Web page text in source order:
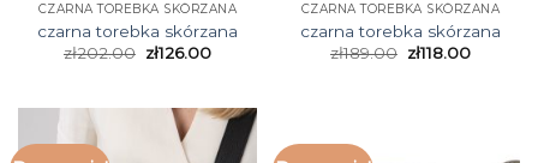
CZARNA TOREBKA SKÓRZANA
czarna torebka skórzana
zł202.00 zł126.00
CZARNA TOREBKA SKÓRZANA
czarna torebka skórzana
zł189.00 zł118.00